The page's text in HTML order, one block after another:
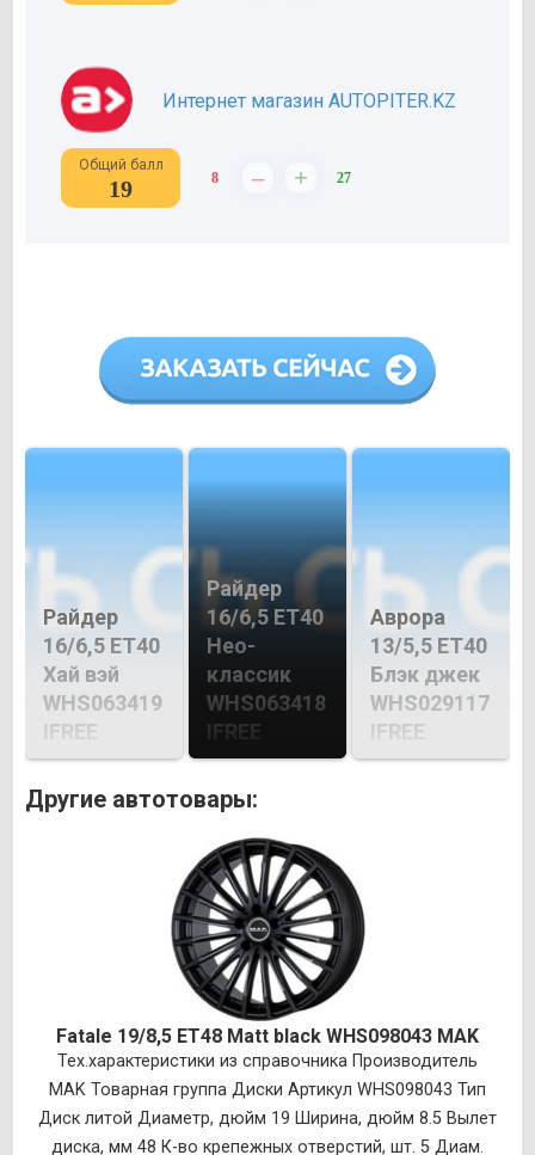
Интернет магазин AUTOPITER.KZ
Общий балл
19 8 – + 27
Райдер
16/6,5 ET40
Хай вэй
WHS063419
IFREE
Райдер
16/6,5 ET40
Нео-
классик
WHS063418
IFREE
Аврора
13/5,5 ET40
Блэк джек
WHS029117
IFREE
Другие автотовары:
Fatale 19/8,5 ET48 Matt black WHS098043 MAK
Тех.характеристики из справочника Производитель
MAK Товарная группа Диски Артикул WHS098043 Тип
Диск литой Диаметр, дюйм 19 Ширина, дюйм 8.5 Вылет
диска, мм 48 К-во крепежных отверстий, шт. 5 Диам.